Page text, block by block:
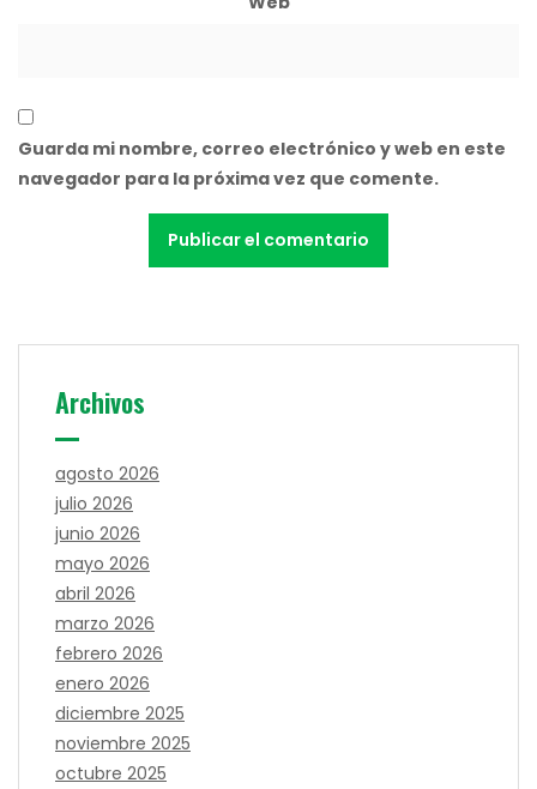
Guarda mi nombre, correo electrónico y web en este
navegador para la próxima vez que comente.
Archivos
agosto 2026
julio 2026
junio 2026
mayo 2026
abril 2026
marzo 2026
febrero 2026
enero 2026
diciembre 2025
noviembre 2025
octubre 2025